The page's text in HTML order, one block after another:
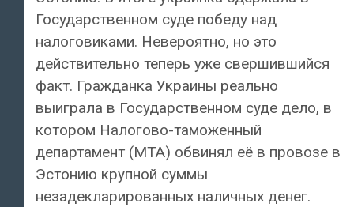
Государственном суде победу над
налоговиками. Невероятно, но это
действительно теперь уже свершившийся
факт. Гражданка Украины реально
выиграла в Государственном суде дело, в
котором Налогово-таможенный
департамент (MTA) обвинял её в провозе в
Эстонию крупной суммы
незадекларированных наличных денег.